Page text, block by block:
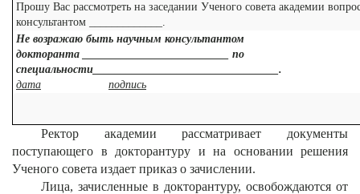
Прошу Вас рассмотреть на заседании Ученого совета академии
консультантом _____________.
Не возражаю быть научным консультантом
докторанта __________________________ по
специальности_________________________________.
дата
подпись
Ректор академии рассматривает документы
поступающего в докторантуру и на основании решения
Ученого совета издает приказ о зачислении.
Лица, зачисленные в докторантуру, освобождаются от